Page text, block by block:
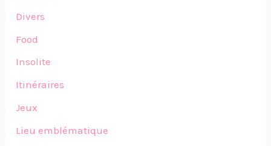
Divers
Food
Insolite
Itinéraires
Jeux
Lieu emblématique